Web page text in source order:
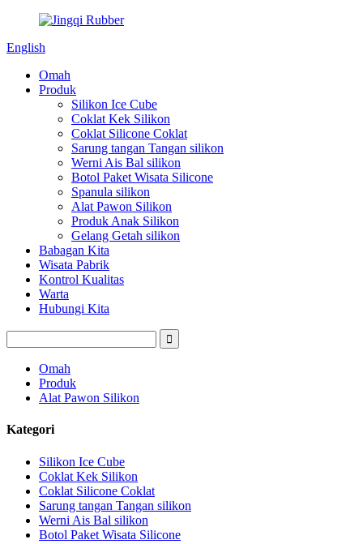
English
Omah
Produk
Silikon Ice Cube
Coklat Kek Silikon
Coklat Silicone Coklat
Sarung tangan Tangan silikon
Werni Ais Bal silikon
Botol Paket Wisata Silicone
Spanula silikon
Alat Pawon Silikon
Produk Anak Silikon
Gelang Getah silikon
Babagan Kita
Wisata Pabrik
Kontrol Kualitas
Warta
Hubungi Kita
Omah
Produk
Alat Pawon Silikon
Kategori
Silikon Ice Cube
Coklat Kek Silikon
Coklat Silicone Coklat
Sarung tangan Tangan silikon
Werni Ais Bal silikon
Botol Paket Wisata Silicone